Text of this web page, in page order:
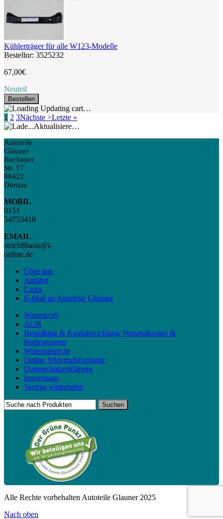
Kühlerträger für alle W123-Modelle
Bestellnr: 3525232
67,00€
Neuteil
Bestellen
Updating cart…
1 2 3Nächste >Letzte »
Aktualisiere…
Autoteile
Glauner
Buchauer
Str. 17
88422
Dürnau
MOBIL
0151
54753418
EMAIL
strich8basis@t-
online.de
Über uns
Anfahrt
Links
E-Mail an Autoteile Glauner
Warenkorb
AGB
Bestellung & Kaufabwicklung Versandkosten &
Bedingungen
Widerrufsrecht
Online Widerrufsformular
Datenschutzerklärung
Impressum
Vertrag widerrufen
Alle Rechte vorbehalten Autoteile Glauner 2025
Nach oben